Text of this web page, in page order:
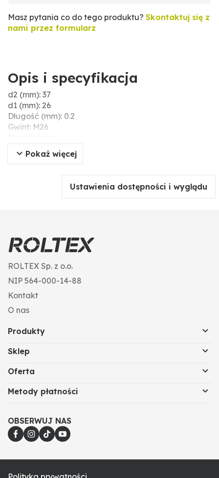
Masz pytania co do tego produktu? Skontaktuj się z
nami przez formularz
Opis i specyfikacja
d2 (mm): 37
d1 (mm): 26
Długość (mm): 0.2
Gwint: M26
DIN: 988
Ø D (mm): 26
Pokaż więcej
Ustawienia dostępności i wyglądu
ROLTEX Sp. z o.o.
NIP 564-000-14-88
Kontakt
O nas
Produkty
Sklep
Oferta
Metody płatności
OBSERWUJ NAS